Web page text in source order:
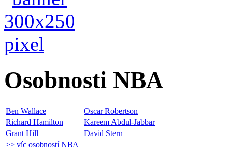
Osobnosti NBA
Ben Wallace
Oscar Robertson
Richard Hamilton
Kareem Abdul-Jabbar
Grant Hill
David Stern
>> víc osobností NBA